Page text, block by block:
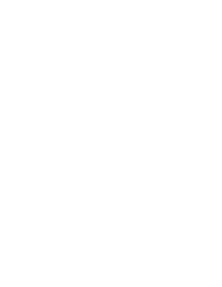
ecosistema.